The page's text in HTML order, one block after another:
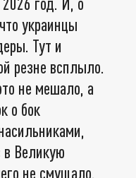
украинцы
Тут и
резне всплыло.
не мешало, а
о бок
в Великую
не смущало.